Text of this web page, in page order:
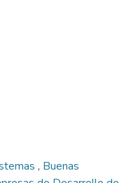
, Buenas